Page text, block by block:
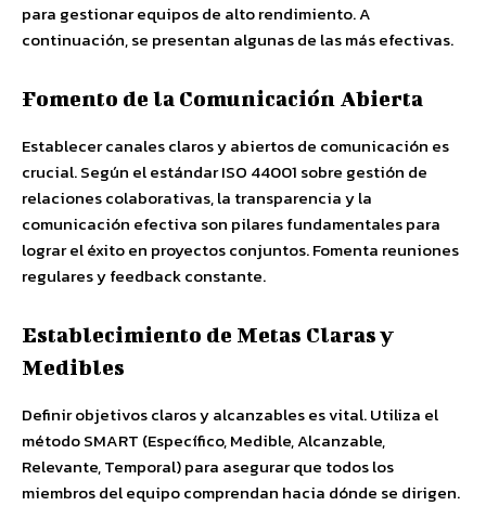
para gestionar equipos de alto rendimiento. A
continuación, se presentan algunas de las más efectivas.
Fomento de la Comunicación Abierta
Establecer canales claros y abiertos de comunicación es
crucial. Según el estándar ISO 44001 sobre gestión de
relaciones colaborativas, la transparencia y la
comunicación efectiva son pilares fundamentales para
lograr el éxito en proyectos conjuntos. Fomenta reuniones
regulares y feedback constante.
Establecimiento de Metas Claras y
Medibles
Definir objetivos claros y alcanzables es vital. Utiliza el
método SMART (Específico, Medible, Alcanzable,
Relevante, Temporal) para asegurar que todos los
miembros del equipo comprendan hacia dónde se dirigen.